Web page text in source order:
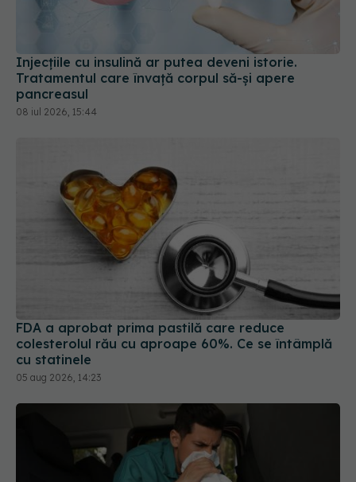
Injecțiile cu insulină ar putea deveni istorie.
Tratamentul care învață corpul să-și apere
pancreasul
08 iul 2026, 15:44
FDA a aprobat prima pastilă care reduce
colesterolul rău cu aproape 60%. Ce se întâmplă
cu statinele
05 aug 2026, 14:23